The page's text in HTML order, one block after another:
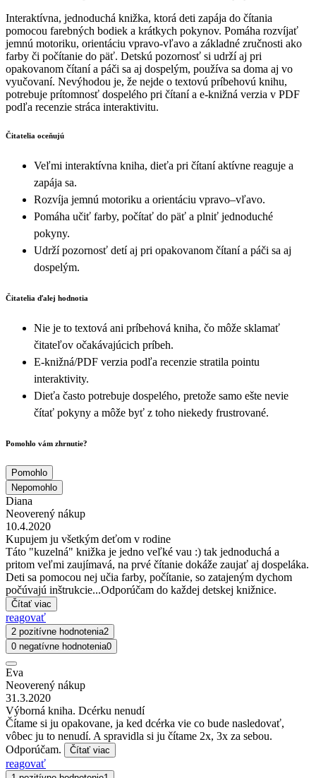
Interaktívna, jednoduchá knižka, ktorá deti zapája do čítania
pomocou farebných bodiek a krátkych pokynov. Pomáha rozvíjať
jemnú motoriku, orientáciu vpravo-vľavo a základné zručnosti ako
farby či počítanie do päť. Detskú pozornosť si udrží aj pri
opakovanom čítaní a páči sa aj dospelým, používa sa doma aj vo
vyučovaní. Nevýhodou je, že nejde o textovú príbehovú knihu,
potrebuje prítomnosť dospelého pri čítaní a e-knižná verzia v PDF
podľa recenzie stráca interaktivitu.
Čitatelia oceňujú
Veľmi interaktívna kniha, dieťa pri čítaní aktívne reaguje a
zapája sa.
Rozvíja jemnú motoriku a orientáciu vpravo–vľavo.
Pomáha učiť farby, počítať do päť a plniť jednoduché
pokyny.
Udrží pozornosť detí aj pri opakovanom čítaní a páči sa aj
dospelým.
Čitatelia ďalej hodnotia
Nie je to textová ani príbehová kniha, čo môže sklamať
čitateľov očakávajúcich príbeh.
E-knižná/PDF verzia podľa recenzie stratila pointu
interaktivity.
Dieťa často potrebuje dospelého, pretože samo ešte nevie
čítať pokyny a môže byť z toho niekedy frustrované.
Pomohlo vám zhrnutie?
Pomohlo
Nepomohlo
Diana
Neoverený nákup
10.4.2020
Kupujem ju všetkým deťom v rodine
Táto "kuzelná" knižka je jedno veľké vau :) tak jednoduchá a
pritom veľmi zaujímavá, na prvé čítanie dokáže zaujať aj dospeláka.
Deti sa pomocou nej učia farby, počítanie, so zatajeným dychom
počúvajú inštrukcie...Odporúčam do každej detskej knižnice.
Čítať viac
reagovať
2 pozitívne hodnotenia2
0 negatívne hodnotenia0
Eva
Neoverený nákup
31.3.2020
Výborná kniha. Dcérku nenudí
Čítame si ju opakovane, ja ked dcérka vie co bude nasledovať,
vôbec ju to nenudí. A spravidla si ju čítame 2x, 3x za sebou.
Odporúčam.
Čítať viac
reagovať